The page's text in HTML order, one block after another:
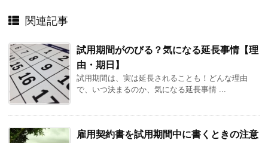
関連記事
試用期間がのびる？気になる延長事情【理
由・期日】
試用期間は、実は延長されることも！どんな理由
で、いつ決まるのか、気になる延長事情 ...
雇用契約書を試用期間中に書くときの注意